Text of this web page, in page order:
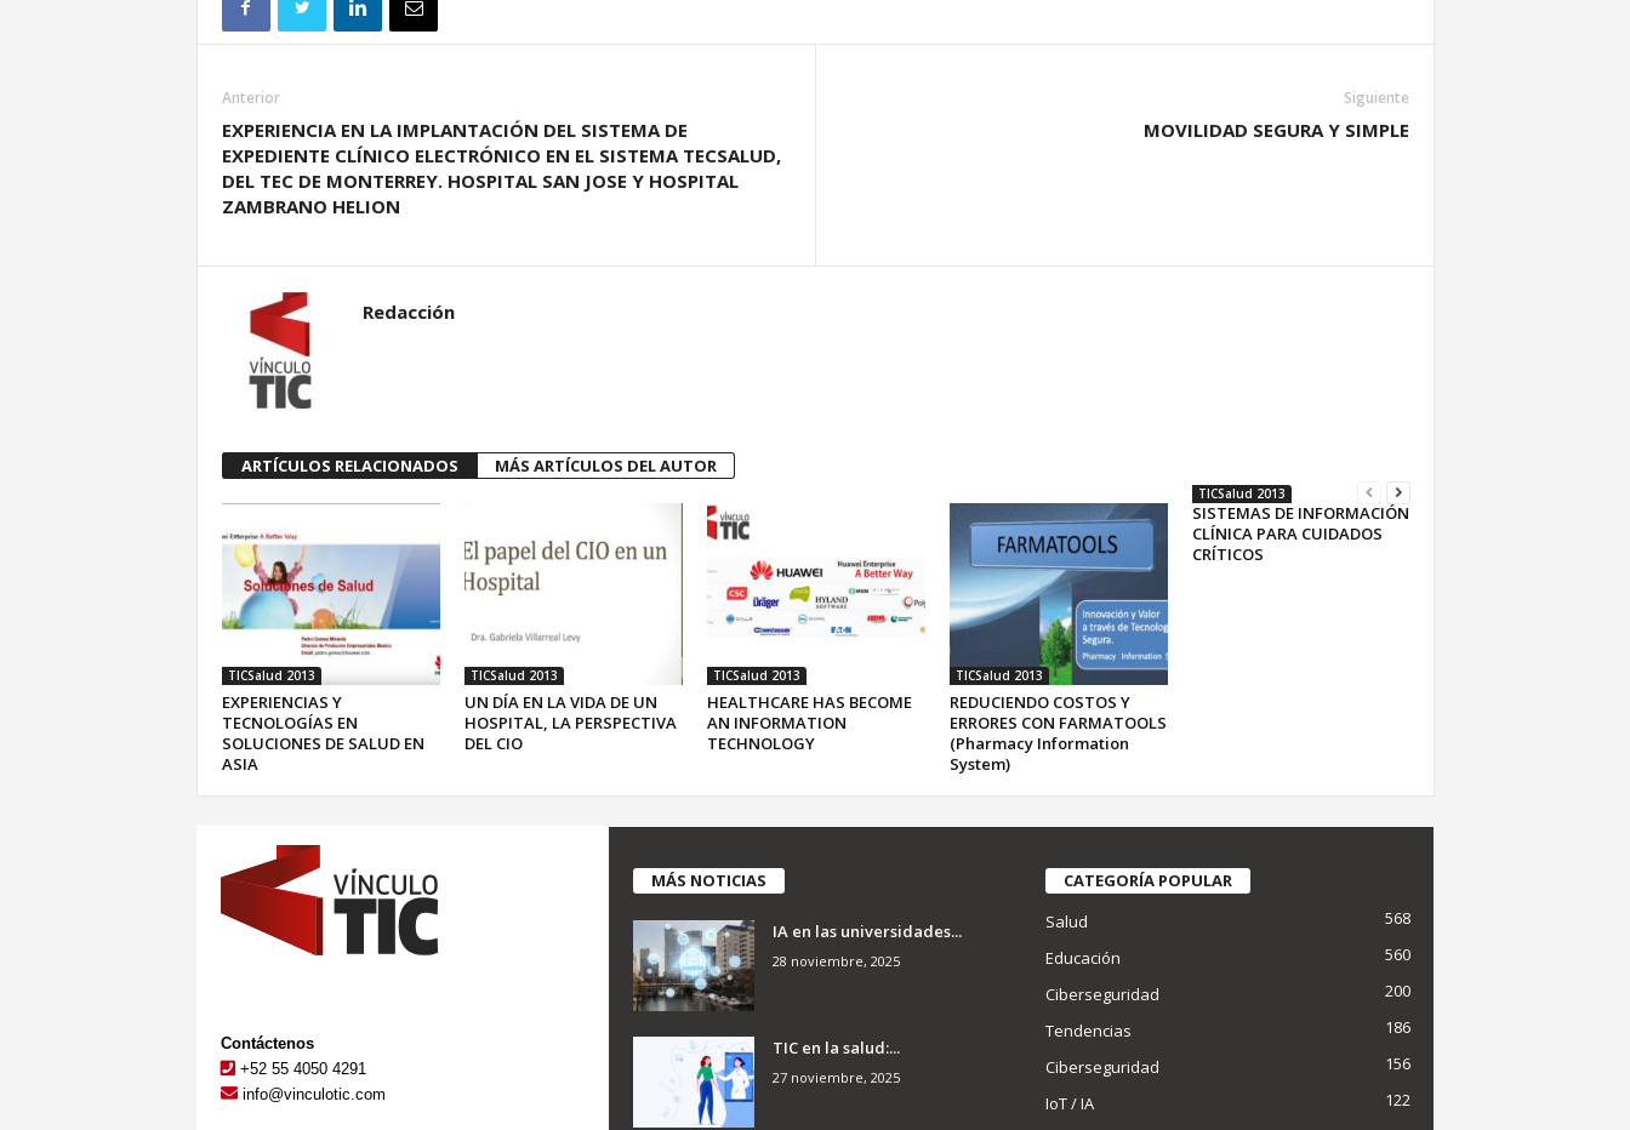
Anterior
EXPERIENCIA EN LA IMPLANTACIÓN DEL SISTEMA DE
EXPEDIENTE CLÍNICO ELECTRÓNICO EN EL SISTEMA TECSALUD,
DEL TEC DE MONTERREY. HOSPITAL SAN JOSE Y HOSPITAL
ZAMBRANO HELION
Siguiente
MOVILIDAD SEGURA Y SIMPLE
Redacción
ARTÍCULOS RELACIONADOS MÁS ARTÍCULOS DEL AUTOR
TICSalud 2013
EXPERIENCIAS Y
TECNOLOGÍAS EN
SOLUCIONES DE SALUD EN
ASIA
TICSalud 2013
UN DÍA EN LA VIDA DE UN
HOSPITAL, LA PERSPECTIVA
DEL CIO
TICSalud 2013
HEALTHCARE HAS BECOME
AN INFORMATION
TECHNOLOGY
TICSalud 2013
REDUCIENDO COSTOS Y
ERRORES CON FARMATOOLS
(Pharmacy Information
System)
TICSalud 2013
SISTEMAS DE INFORMACIÓN
CLÍNICA PARA CUIDADOS
CRÍTICOS
Contáctenos
+52 55 4050 4291
info@vinculotic.com
MÁS NOTICIAS
IA en las universidades...
28 noviembre, 2025
TIC en la salud:...
27 noviembre, 2025
CATEGORÍA POPULAR
Salud
568
Educación
560
Ciberseguridad
200
Tendencias
186
Ciberseguridad
156
IoT / IA
122